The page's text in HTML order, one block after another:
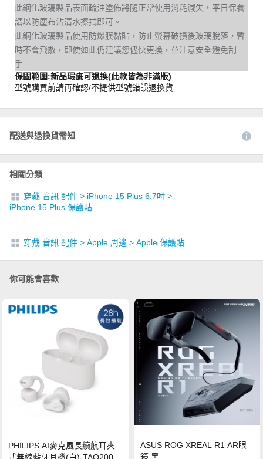
此鋼化玻璃製品表面疏油塗佈將隨正常使用消耗減失，平日保養
請以防塵布沾清水擦拭即可。
此鋼化玻璃製品使用防爆膜黏貼，防止螢幕破損後玻璃脫落，暫
時不會飛散，即使如此仍建議您儘快更換，並注意安全避免刮
手。
保固範圍:新品瑕疵可退換(此款皆為非滿版)
型號購買前請再確認/不提供型號錯誤退換貨
配送與退換貨需知
相關分類
穿戴 音訊 配件 > iPhone 15 Plus 6.7吋 >
iPhone 15 Plus 保護貼
穿戴 音訊 配件 > Apple 周邊 > Apple 保護貼
你可能會喜歡
PHILIPS AI麥克風長續航耳夾
式無線藍牙耳機(白)-TAQ2000
ASUS ROG XREAL R1 AR眼
鏡 黑